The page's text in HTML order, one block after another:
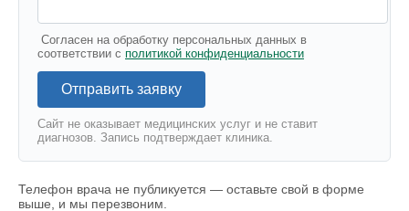
Согласен на обработку персональных данных в
соответствии с политикой конфиденциальности
Отправить заявку
Сайт не оказывает медицинских услуг и не ставит
диагнозов. Запись подтверждает клиника.
Телефон врача не публикуется — оставьте свой в форме
выше, и мы перезвоним.